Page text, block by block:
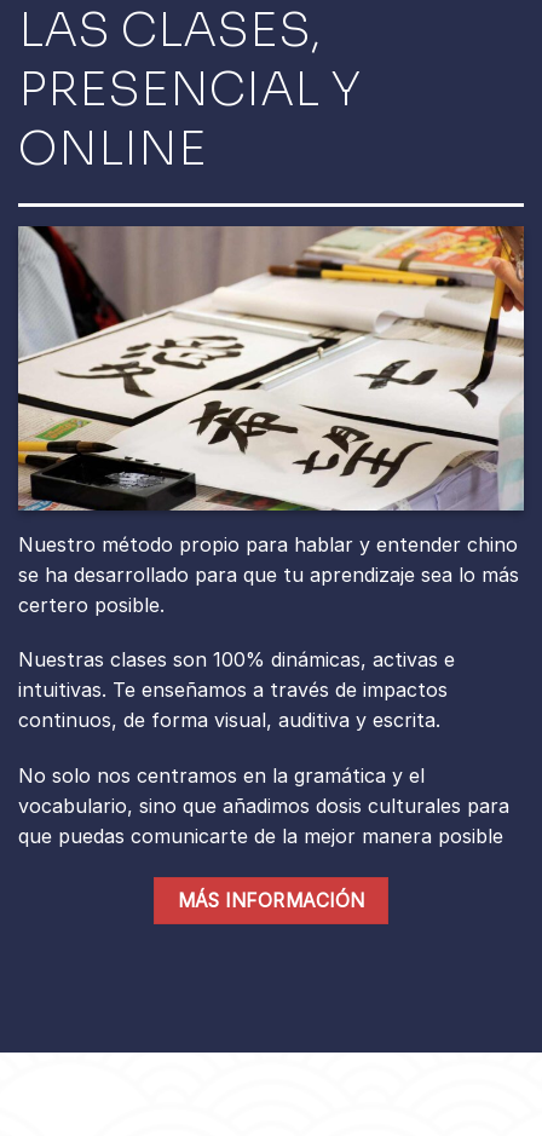
LAS CLASES,
PRESENCIAL Y
ONLINE
Nuestro método propio para hablar y entender chino
se ha desarrollado para que tu aprendizaje sea lo más
certero posible.
Nuestras clases son 100% dinámicas, activas e
intuitivas. Te enseñamos a través de impactos
continuos, de forma visual, auditiva y escrita.
No solo nos centramos en la gramática y el
vocabulario, sino que añadimos dosis culturales para
que puedas comunicarte de la mejor manera posible
MÁS INFORMACIÓN